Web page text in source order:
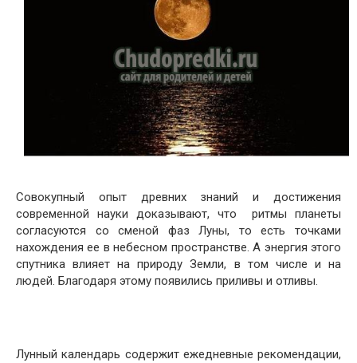
Совокупный опыт древних знаний и достижения
современной науки доказывают, что ритмы планеты
согласуются со сменой фаз Луны, то есть точками
нахождения ее в небесном пространстве. А энергия этого
спутника влияет на природу Земли, в том числе и на
людей. Благодаря этому появились приливы и отливы.
Лунный календарь содержит ежедневные рекомендации,